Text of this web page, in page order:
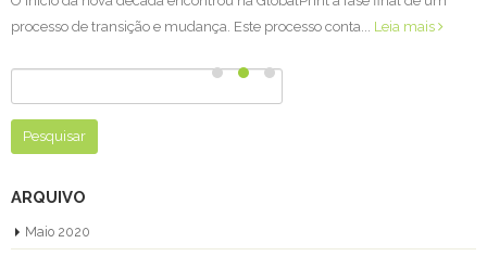
processo de transição e mudança. Este processo conta... Leia mais
por:
ARQUIVO
Maio 2020